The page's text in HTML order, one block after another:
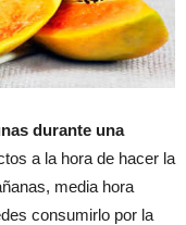
durante una
a la hora de hacer la
media hora
consumirlo por la